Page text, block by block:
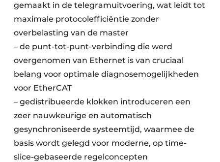
gemaakt in de telegramuitvoering, wat leidt tot
maximale protocolefficiëntie zonder
overbelasting van de master
– de punt-tot-punt-verbinding die werd
overgenomen van Ethernet is van cruciaal
belang voor optimale diagnosemogelijkheden
voor EtherCAT
– gedistribueerde klokken introduceren een
zeer nauwkeurige en automatisch
gesynchroniseerde systeemtijd, waarmee de
basis wordt gelegd voor moderne, op time-
slice-gebaseerde regelconcepten